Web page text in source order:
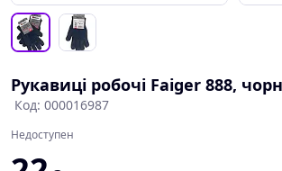
Рукавиці робочі Faiger 888,
Код: 000016987
Недоступен